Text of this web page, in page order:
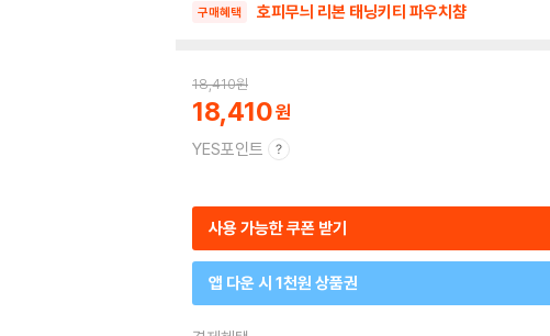
구매혜택 호피무늬 리본 태닝키티 파우치챰
18,410원
18,410
YES포인트
사용 가능한 쿠폰 받기
앱 다운 시 1천원 상품권